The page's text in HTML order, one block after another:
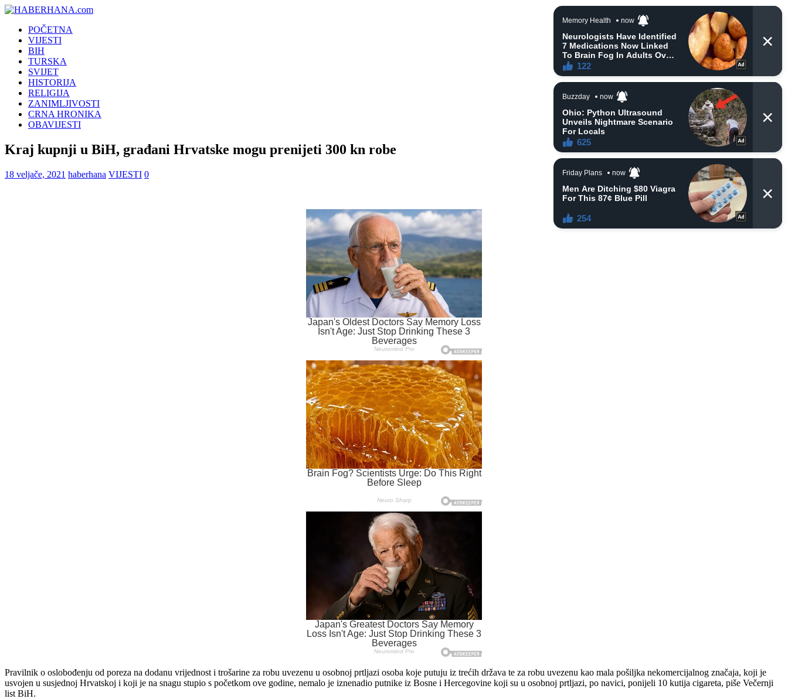
POČETNA
VIJESTI
BIH
TURSKA
SVIJET
HISTORIJA
RELIGIJA
ZANIMLJIVOSTI
CRNA HRONIKA
OBAVIJESTI
Kraj kupnji u BiH, građani Hrvatske mogu prenijeti 300 kn robe
18 veljače, 2021 haberhana VIJESTI 0
Pravilnik o oslobođenju od poreza na dodanu vrijednost i trošarine za robu uvezenu u osobnoj prtljazi osoba koje putuju iz trećih država te za robu uvezenu kao mala pošiljka nekomercijalnog značaja, koji je
usvojen u susjednoj Hrvatskoj i koji je na snagu stupio s početkom ove godine, nemalo je iznenadio putnike iz Bosne i Hercegovine koji su u osobnoj prtljazi, po navici, ponijeli 10 kutija cigareta, piše Večernji
list BiH.